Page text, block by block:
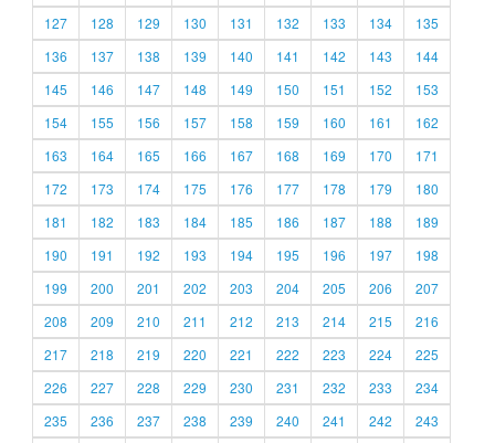
127
128 129 130 131 132 133 134
135
136
137 138 139 140 141 142 143
144
145
146 147 148 149 150 151 152
153
154
155 156 157 158 159 160 161
162
163
164 165 166 167 168 169 170
171
172
173 174 175 176 177 178 179
180
181
182 183 184 185 186 187 188
189
190
191 192 193 194 195 196 197
198
199
200 201 202 203 204 205 206
207
208
209 210 211 212 213 214 215
216
217
218 219 220 221 222 223 224
225
226
227 228 229 230 231 232 233
234
235
236 237 238 239 240 241 242
243